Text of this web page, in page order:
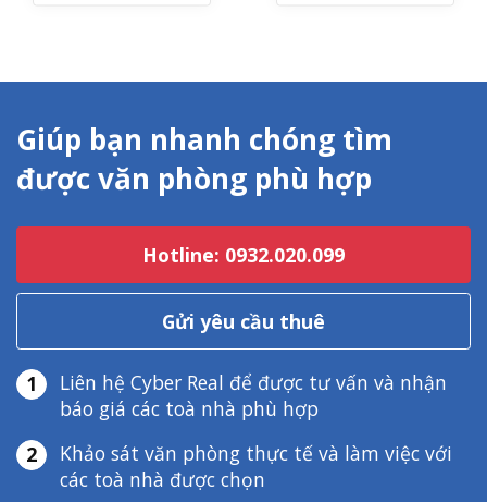
Giúp bạn nhanh chóng tìm
được văn phòng phù hợp
Hotline: 0932.020.099
Gửi yêu cầu thuê
1
Liên hệ Cyber Real để được tư vấn và nhận
báo giá các toà nhà phù hợp
2
Khảo sát văn phòng thực tế và làm việc với
các toà nhà được chọn